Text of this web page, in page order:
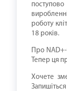
поступово
роботу
18 років.
Про
Тепер ця
Хочете